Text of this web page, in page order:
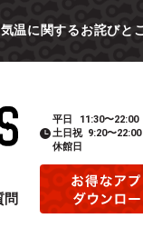
温に関するお詫びと
問
平日
11:30〜22:00
土日祝 9:20〜22:00
休館日